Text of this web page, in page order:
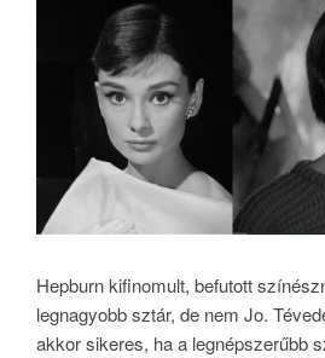
Hepburn kifinomult, befutott
legnagyobb sztár, de nem Jo.
akkor sikeres, ha a legnépszerűbb